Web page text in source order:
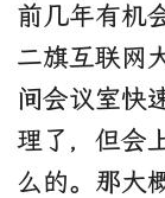
前几年有机
二旗互联网
间会议室快
理了，但会
么的。那大